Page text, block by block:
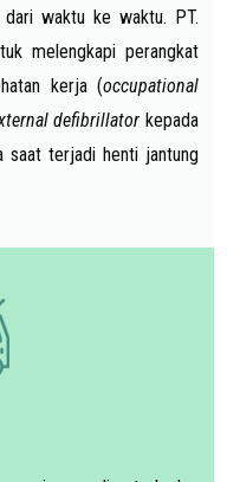
waktu ke waktu. PT.
melengkapi perangkat
kerja (occupational
defibrillator kepada
saat terjadi henti jantung